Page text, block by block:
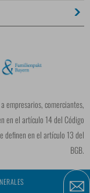
empresarios, comerciantes,
en el artículo 14 del Código
definen en el artículo 13 del
BGB.